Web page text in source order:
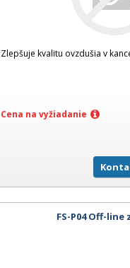
Zlepšuje kvalitu ovzdušia v
Cena na vyžiadanie
FS-P04 Off-line